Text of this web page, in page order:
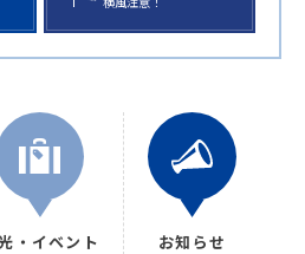
・イベント お知らせ